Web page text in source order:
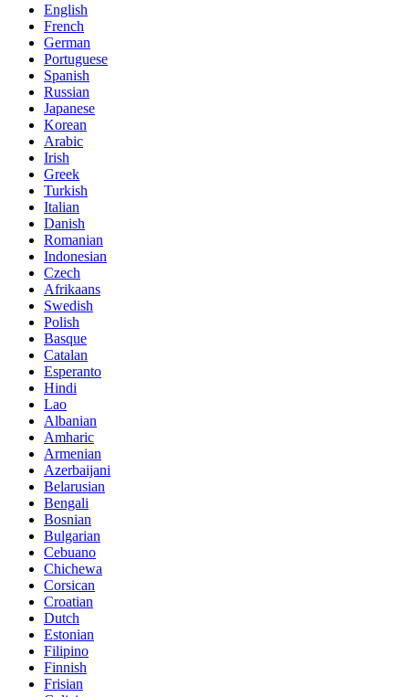
English
French
German
Portuguese
Spanish
Russian
Japanese
Korean
Arabic
Irish
Greek
Turkish
Italian
Danish
Romanian
Indonesian
Czech
Afrikaans
Swedish
Polish
Basque
Catalan
Esperanto
Hindi
Lao
Albanian
Amharic
Armenian
Azerbaijani
Belarusian
Bengali
Bosnian
Bulgarian
Cebuano
Chichewa
Corsican
Croatian
Dutch
Estonian
Filipino
Finnish
Frisian